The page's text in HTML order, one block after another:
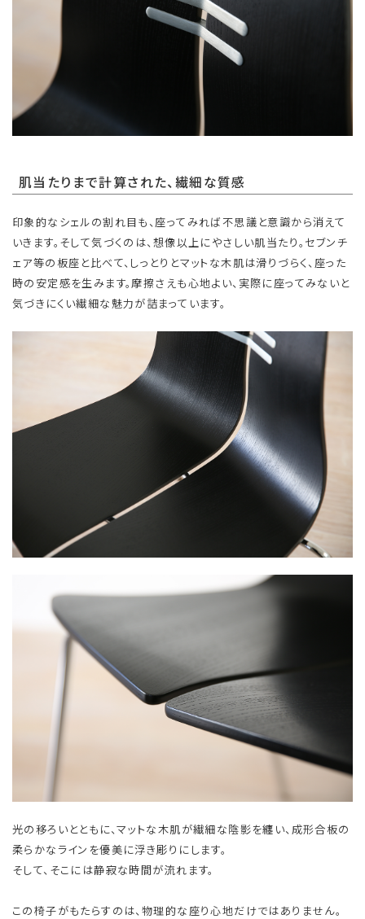
肌当たりまで計算された、繊細な質感
印象的なシェルの割れ目も、座ってみれば不思議と意識から消えて
いきます。そして気づくのは、想像以上にやさしい肌当たり。セブンチ
ェア等の板座と比べて、しっとりとマットな木肌は滑りづらく、座った
時の安定感を生みます。摩擦さえも心地よい、実際に座ってみないと
気づきにくい繊細な魅力が詰まっています。
光の移ろいとともに、マットな木肌が繊細な陰影を纏い、成形合板の
柔らかなラインを優美に浮き彫りにします。
そして、そこには静寂な時間が流れます。
この椅子がもたらすのは、物理的な座り心地だけではありません。